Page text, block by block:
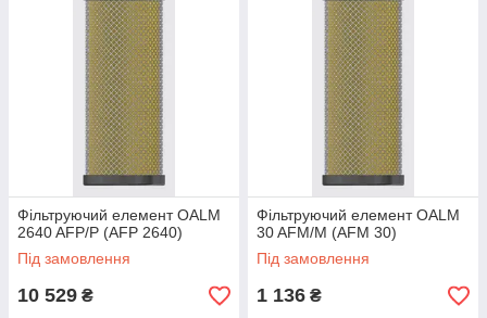
Фільтруючий елемент OALM
2640 AFP/P (AFP 2640)
Під замовлення
10 529 ₴
Фільтруючий елемент OALM
30 AFM/M (AFM 30)
Під замовлення
1 136 ₴